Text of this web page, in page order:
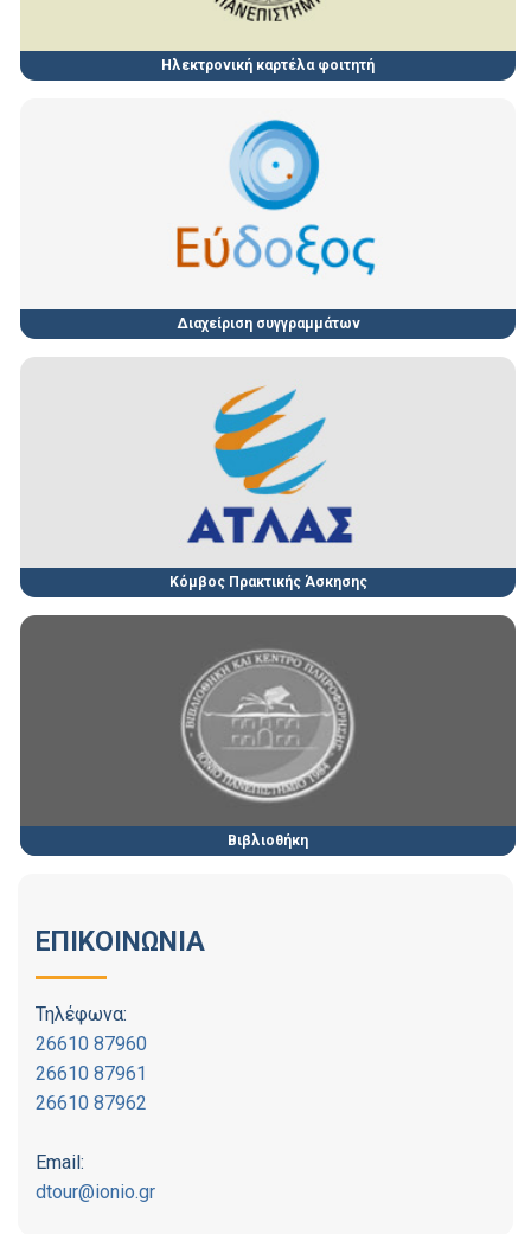
Ηλεκτρονική καρτέλα φοιτητή
Διαχείριση συγγραμμάτων
Κόμβος Πρακτικής Άσκησης
Βιβλιοθήκη
ΕΠΙΚΟΙΝΩΝΙΑ
Τηλέφωνα:
26610 87960
26610 87961
26610 87962
Email:
dtour@ionio.gr